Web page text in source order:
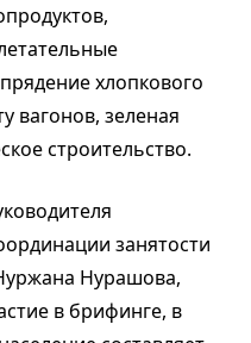
хлопкового
вагонов, зеленая
строительство.
занятости
Нурашова,
в брифинге, в